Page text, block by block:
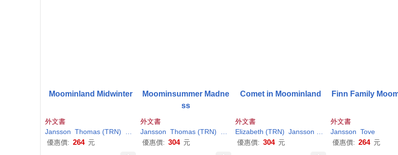
Moominland Midwinter
外文書
Jansson Thomas (TRN)
/ Warburton
優惠價: 264 元
Moominsummer Madne
ss
外文書
Jansson Thomas (TRN)
/ Warburton
優惠價: 304 元
Comet in Moominland
外文書
Elizabeth (TRN) Jansson Tove/ Portch
優惠價: 304 元
Finn Family
外文書
Jansson Tove
優惠價: 264 元